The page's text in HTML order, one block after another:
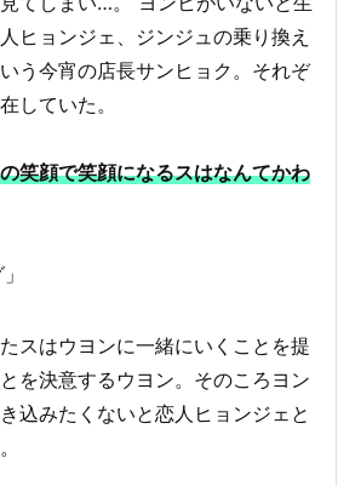
ヒョンジェ、ジンジュの乗り換え
う今宵の店長サンヒョク。それぞ
していた。
笑顔で笑顔になるスはなんてかわ
スはウヨンに一緒にいくことを提
を決意するウヨン。そのころヨン
込みたくないと恋人ヒョンジェと